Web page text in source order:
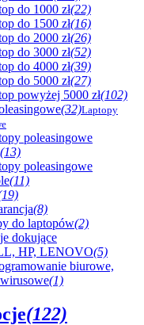
do 1000 zł(22)
do 1500 zł(16)
do 2000 zł(26)
do 3000 zł(52)
do 4000 zł(39)
do 5000 zł(27)
powyżej 5000 zł(102)
(32)Laptopy
poleasingowe
(13)
poleasingowe
(11)
(8)
do laptopów(2)
dokujące
HP, LENOVO(5)
biurowe,
(1)
(122)